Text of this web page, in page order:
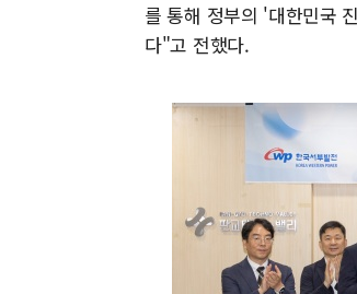
를 통해 정부의 '대한민국
다"고 전했다.